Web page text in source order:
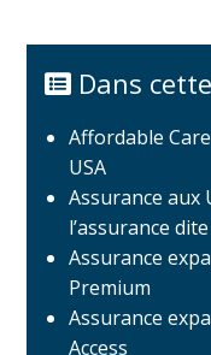
Dans
Affordable
USA
Assurance aux
l’assurance
Assurance
Premium
Assurance
Access